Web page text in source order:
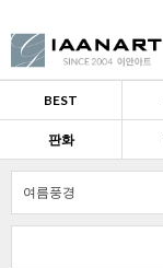
BEST
판화